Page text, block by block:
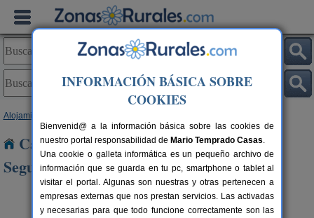
Alojamientos
Casas Rurales cerca de Sant Pau de
Seguries
INFORMACIÓN BÁSICA SOBRE
COOKIES
Bienvenid@ a la información básica sobre las cookies de
nuestro portal responsabilidad de Mario Temprado Casas.
Una cookie o galleta informática es un pequeño archivo de
información que se guarda en tu pc, smartphone o tablet al
visitar el portal. Algunas son nuestras y otras pertenecen a
empresas externas que nos prestan servicios. Las activadas
y necesarias para que todo funcione correctamente son las